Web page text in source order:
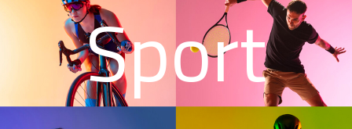
Sport